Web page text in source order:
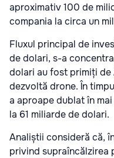
aproximativ 100 de
compania la circa un
Fluxul principal de
de dolari, s-a
dolari au fost primiți de
dezvoltă drone. În
a aproape dublat în
la 61 miliarde de dolari.
Analiștii consideră că,
privind